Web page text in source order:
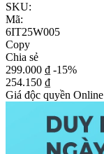
SKU:
Mã:
6IT25W005
Copy
Chia sẻ
299.000 ₫ -15%
254.150 ₫
Giá độc quyền Online